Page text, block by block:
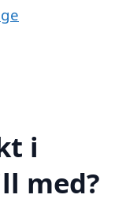
i
med?